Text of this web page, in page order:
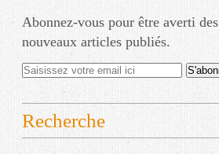
Abonnez-vous pour être averti des
nouveaux articles publiés.
Recherche